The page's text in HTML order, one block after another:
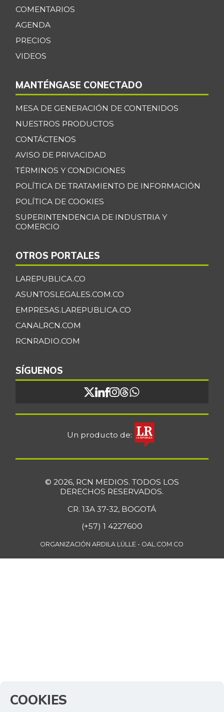
COMENTARIOS
AGENDA
PRECIOS
VIDEOS
MANTÉNGASE CONECTADO
MESA DE GENERACIÓN DE CONTENIDOS
NUESTROS PRODUCTOS
CONTÁCTENOS
AVISO DE PRIVACIDAD
TÉRMINOS Y CONDICIONES
POLÍTICA DE TRATAMIENTO DE INFORMACIÓN
POLÍTICA DE COOKIES
SUPERINTENDENCIA DE INDUSTRIA Y
COMERCIO
OTROS PORTALES
LAREPUBLICA.CO
ASUNTOSLEGALES.COM.CO
EMPRESAS.LAREPUBLICA.CO
CANALRCN.COM
RCNRADIO.COM
SÍGUENOS
Un producto de:
© 2026, RCN MEDIOS. TODOS LOS
DERECHOS RESERVADOS.
CR. 13A 37-32, BOGOTÁ
(+57) 1 4227600
ORGANIZACIÓN ARDILA LÜLLE - OAL.COM.CO
COOKIES